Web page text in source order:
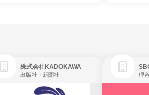
株式会社KADOKAWA
出版社・新聞社